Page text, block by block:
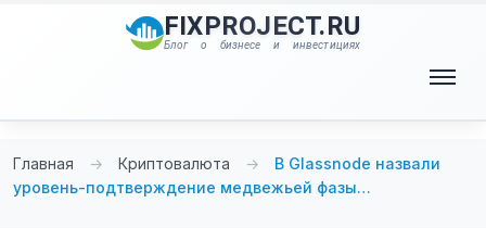
FIXPROJECT.RU
Блог о бизнесе и инвестициях
Главная → Криптовалюта →
В Glassnode назвали
уровень-подтверждение медвежьей фазы…